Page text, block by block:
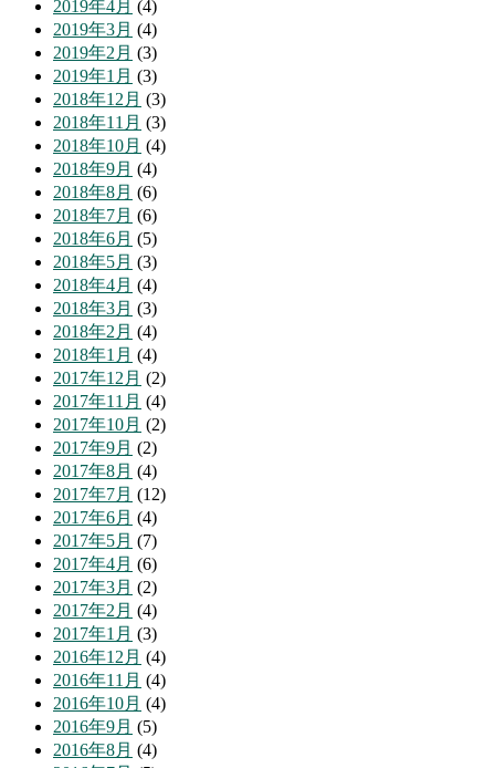
2019年4月 (4)
2019年3月 (4)
2019年2月 (3)
2019年1月 (3)
2018年12月 (3)
2018年11月 (3)
2018年10月 (4)
2018年9月 (4)
2018年8月 (6)
2018年7月 (6)
2018年6月 (5)
2018年5月 (3)
2018年4月 (4)
2018年3月 (3)
2018年2月 (4)
2018年1月 (4)
2017年12月 (2)
2017年11月 (4)
2017年10月 (2)
2017年9月 (2)
2017年8月 (4)
2017年7月 (12)
2017年6月 (4)
2017年5月 (7)
2017年4月 (6)
2017年3月 (2)
2017年2月 (4)
2017年1月 (3)
2016年12月 (4)
2016年11月 (4)
2016年10月 (4)
2016年9月 (5)
2016年8月 (4)